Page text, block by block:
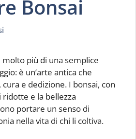
Bonsai
molto più di una semplice
è un’arte antica che
e dedizione. I bonsai, con
e la bellezza
portare un senso di
nella vita di chi li coltiva.